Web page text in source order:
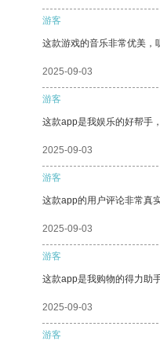
游客
这款游戏的音乐非常优美，
2025-09-03
游客
这款app是我娱乐的好帮手
2025-09-03
游客
这款app的用户评论非常真
2025-09-03
游客
这款app是我购物的得力助
2025-09-03
游客